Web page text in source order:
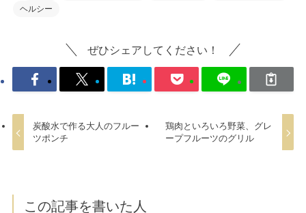
ヘルシー
ぜひシェアしてください！
炭酸水で作る大人のフルー
ツポンチ
鶏肉といろいろ野菜、グレ
ープフルーツのグリル
この記事を書いた人